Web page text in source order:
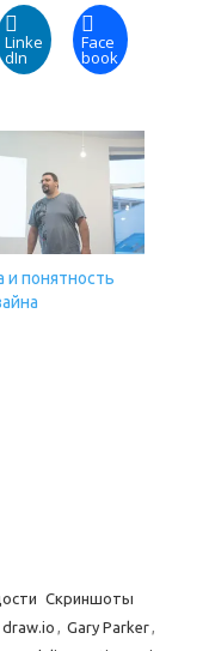
Linke
dIn
Face
book
и понятность
Скриншоты
draw.io , Gary Parker,